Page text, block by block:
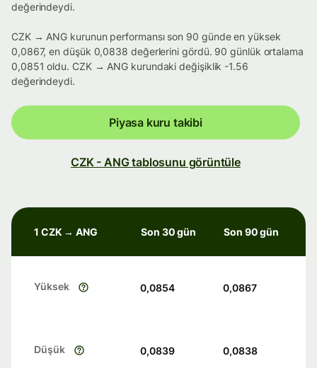
değerindeydi.
CZK → ANG kurunun performansı son 90 günde en yüksek
0,0867, en düşük 0,0838 değerlerini gördü. 90 günlük ortalama
0,0851 oldu. CZK → ANG kurundaki değişiklik -1.56
değerindeydi.
Piyasa kuru takibi
CZK - ANG tablosunu görüntüle
1 CZK → ANG Son 30 gün Son 90 gün
Yüksek 0,0854 0,0867
Düşük 0,0839 0,0838